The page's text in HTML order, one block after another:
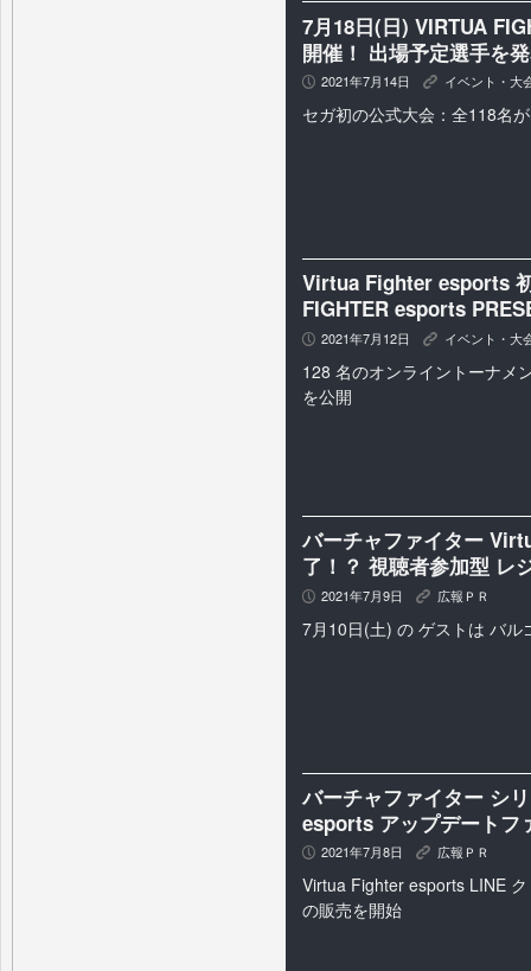
7月18日(日) VIRTUA
開催！ 出場予定選手を
P 2021年7月14日 K イベント・大
セガ初の公式大会：全118名
Virtua Fighter esports
FIGHTER esports
P 2021年7月12日 K イベント・大
128 名のオンライントーナメ
を公開
バーチャファイター
了！？ 視聴者参加型 レ
P 2021年7月9日 K 広報ＰＲ
7月10日(土) の ゲストは バル
バーチャファイター シ
esports アップデートフ
P 2021年7月8日 K 広報ＰＲ
Virtua Fighter esports LINE
の販売を開始